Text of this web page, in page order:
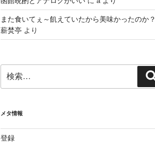
また食いてぇ～飢えていたから美味かったのか？
薪焚亭 より
索:
メタ情報
登録